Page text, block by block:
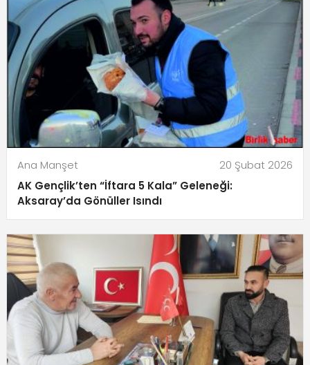
Ana Manşet
20 Şubat 2026
AK Gençlik’ten “İftara 5 Kala” Geleneği:
Aksaray’da Gönüller Isındı